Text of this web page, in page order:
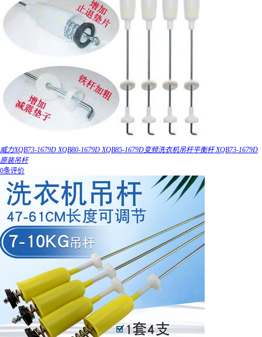
威力XQB73-1679D XQB80-1679D XQB85-1679D变频洗衣机吊杆平衡杆 XQB73-1679D
原装吊杆
0条评价